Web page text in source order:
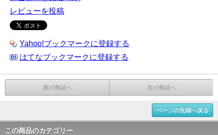
レビューを投稿
Yahoo!ブックマークに登録する
はてなブックマークに登録する
前の商品へ 次の商品へ
ページの先頭へ戻る
この商品のカテゴリー